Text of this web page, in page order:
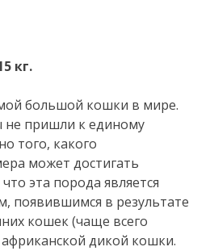
кг.
большой кошки в мире.
не пришли к единому
того, какого
может достигать
эта порода является
появившимся в результате
кошек (чаще всего
африканской дикой кошки.